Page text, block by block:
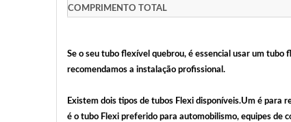
COMPRIMENTO TOTAL
Se o seu tubo flexível quebrou, é essencial usar um
recomendamos a instalação profissional.
Existem dois tipos de tubos Flexi disponíveis.Um é
é o tubo Flexi preferido para automobilismo, equipes de